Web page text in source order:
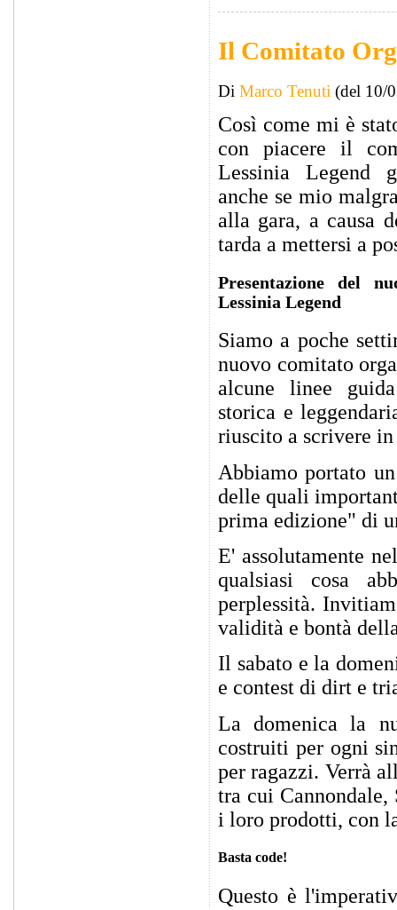
Il Comitato
Di Marco Tenuti (del 10/
Così come mi è
con piacere il
Lessinia Legend
anche se mio
alla gara, a causa
tarda a mettersi a
Presentazione del
Lessinia Legend
Siamo a poche
nuovo comitato
alcune linee
storica e
riuscito a scrivere
Abbiamo portato
delle quali
prima edizione" di
E' assolutamente
qualsiasi cosa
perplessità.
validità e bontà
Il sabato e la
e contest di dirt e
La domenica la
costruiti per ogni
per ragazzi. Verrà
tra cui Cannondale,
i loro prodotti, con
Basta code!
Questo è